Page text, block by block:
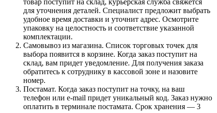
товар поступит на склад, курьерская служба свяжется
для уточнения деталей. Специалист предложит выбрать
удобное время доставки и уточнит адрес. Осмотрите
упаковку на целостность и соответствие указанной
комплектации.
Самовывоз из магазина. Список торговых точек для
выбора появится в корзине. Когда заказ поступит на
склад, вам придет уведомление. Для получения заказа
обратитесь к сотруднику в кассовой зоне и назовите
номер.
Постамат. Когда заказ поступит на точку, на ваш
телефон или e-mail придет уникальный код. Заказ нужно
оплатить в терминале постамата. Срок хранения — 3